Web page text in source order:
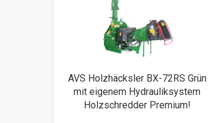
AVS Holzhäcksler BX-72RS Grün
mit eigenem Hydrauliksystem
Holzschredder Premium!